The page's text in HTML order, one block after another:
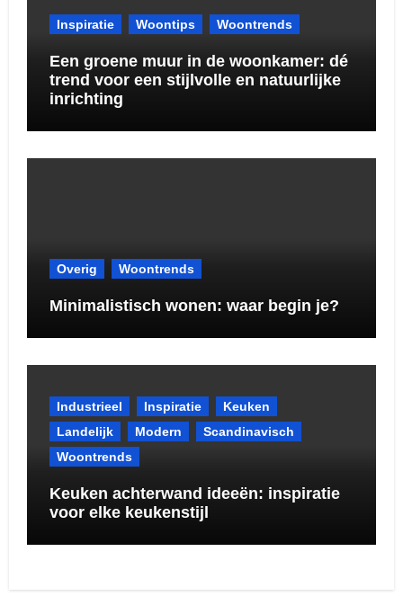
Inspiratie Woontips Woontrends
Een groene muur in de woonkamer: dé
trend voor een stijlvolle en natuurlijke
inrichting
Overig Woontrends
Minimalistisch wonen: waar begin je?
Industrieel Inspiratie
Keuken
Landelijk
Modern
Scandinavisch
Woontrends
Keuken achterwand ideeën: inspiratie
voor elke keukenstijl